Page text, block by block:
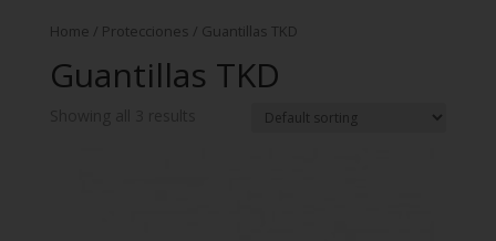
Home / Protecciones / Guantillas TKD
Guantillas TKD